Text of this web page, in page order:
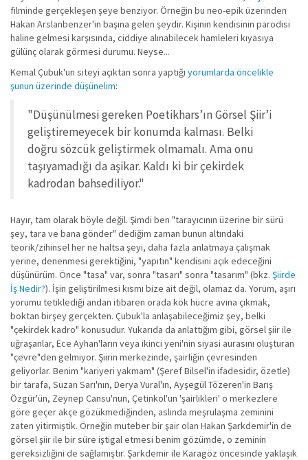
filminde gerçekleşen şeye benziyor. Örneğin bu neo-epik üzerinden
Hakan Arslanbenzer'in başına gelen şeydir. Kişinin kendisinin parodisi
haline gelmesi karşısında, ciddiye alınabilecek hamleleri kıyasıya
gülünç olarak görmesi durumu. Neyse...
Kemal Çubuk'un siteyi açıktan sonra yaptığı yorumlarda öncelikle
şunun üzerinde düşünelim:
"Düşünülmesi gereken Poetikhars’ın Görsel Şiir’i
geliştiremeyecek bir konumda kalması. Belki
doğru sözcük geliştirmek olmamalı. Ama onu
taşıyamadığı da aşikar. Kaldı ki bir çekirdek
kadrodan bahsediliyor."
Hayır, tam olarak böyle değil. Şimdi ben "tarayıcının üzerine bir sürü
şey, tara ve bana gönder" dediğim zaman bunun altındaki
teorik/zihinsel her ne haltsa şeyi, daha fazla anlatmaya çalışmak
yerine, denenmesi gerektiğini, "yapıtın" kendisini açık edeceğini
düşünürüm. Önce "tasa" var, sonra "tasarı" sonra "tasarım" (bkz. Şiirde
İş Nedir?). İşin geliştirilmesi kısmı bize ait değil, olamaz da. Yorum, aşırı
yorumu tetiklediği andan itibaren orada kök hücre avına çıkmak,
boktan birşey gerçekten. Çubuk'la anlaşabileceğimiz şey, belki
"çekirdek kadro" konusudur. Yukarıda da anlattığım gibi, görsel şiir ile
uğraşanlar, Ece Ayhan'ların veya ikinci yeni'nin siyasi aurasını oluşturan
"çevre"den gelmiyor. Şiirin merkezinde, şairliğin çevresinden
geliyorlar. Benim "kariyeri yakmam" (Şeref Bilsel'in ifadesidir, özetle)
bir tarafa, Suzan Sarı'nın, Derya Vural'ın, Ayşegül Tözeren'in Barış
Özgür'ün, Zeynep Cansu'nun, Çetinkol'un 'şairlikleri' o merkezlere
göre geçer akçe gözükmediğinden, aslında meşrulaşma zeminini
zaten yitirmiştik. Örneğin muteber bir şair olan Hakan Şarkdemir'in de
görsel şiir ile bir süre iştigal etmesi benim gözümde, o zeminin
gereksizliğini de sağlamıştır. Şarkdemir ile Karagöz öncesinde yaklaşık